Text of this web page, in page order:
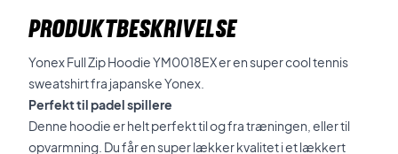
PRODUKTBESKRIVELSE
Yonex Full Zip Hoodie YM0018EX er en super cool tennis
sweatshirt fra japanske Yonex.
Perfekt til padel spillere
Denne hoodie er helt perfekt til og fra træningen, eller til
opvarmning. Du får en super lækker kvalitet i et lækkert